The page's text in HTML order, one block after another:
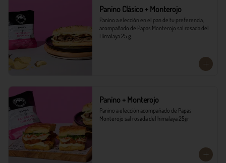
Panino Clásico + Monterojo
Panino a elección en el pan de tu preferencia,
acompañado de Papas Monterojo sal rosada del
Himalaya 25 g.
Panino + Monterojo
Panino a elección acompañado de Papas
Monterojo sal rosada del himalaya 25gr